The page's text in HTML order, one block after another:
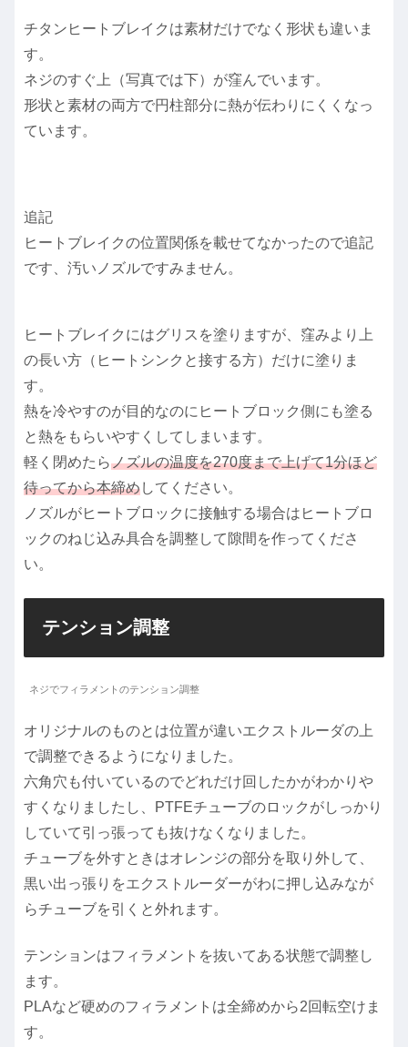
チタンヒートブレイクは素材だけでなく形状も違いま
す。
ネジのすぐ上（写真では下）が窪んでいます。
形状と素材の両方で円柱部分に熱が伝わりにくくなっ
ています。
追記
ヒートブレイクの位置関係を載せてなかったので追記
です、汚いノズルですみません。
ヒートブレイクにはグリスを塗りますが、窪みより上
の長い方（ヒートシンクと接する方）だけに塗りま
す。
熱を冷やすのが目的なのにヒートブロック側にも塗る
と熱をもらいやすくしてしまいます。
軽く閉めたらノズルの温度を270度まで上げて1分ほど
待ってから本締めしてください。
ノズルがヒートブロックに接触する場合はヒートブロ
ックのねじ込み具合を調整して隙間を作ってくださ
い。
テンション調整
ネジでフィラメントのテンション調整
オリジナルのものとは位置が違いエクストルーダの上
で調整できるようになりました。
六角穴も付いているのでどれだけ回したかがわかりや
すくなりましたし、PTFEチューブのロックがしっかり
していて引っ張っても抜けなくなりました。
チューブを外すときはオレンジの部分を取り外して、
黒い出っ張りをエクストルーダーがわに押し込みなが
らチューブを引くと外れます。
テンションはフィラメントを抜いてある状態で調整し
ます。
PLAなど硬めのフィラメントは全締めから2回転空けま
す。